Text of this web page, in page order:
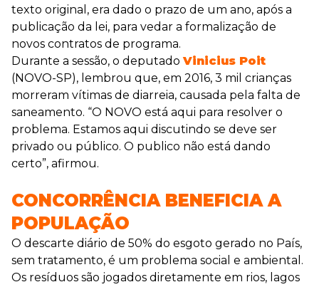
texto original, era dado o prazo de um ano, após a
publicação da lei, para vedar a formalização de
novos contratos de programa.
Durante a sessão, o deputadoVinicius Poit
(NOVO-SP), lembrou que, em 2016, 3 mil crianças
morreram vítimas de diarreia, causada pela falta de
saneamento. “O NOVO está aqui para resolver o
problema. Estamos aqui discutindo se deve ser
privado ou público. O publico não está dando
certo”, afirmou.
CONCORRÊNCIA BENEFICIA A
POPULAÇÃO
O descarte diário de 50% do esgoto gerado no País,
sem tratamento, é um problema social e ambiental.
Os resíduos são jogados diretamente em rios, lagos